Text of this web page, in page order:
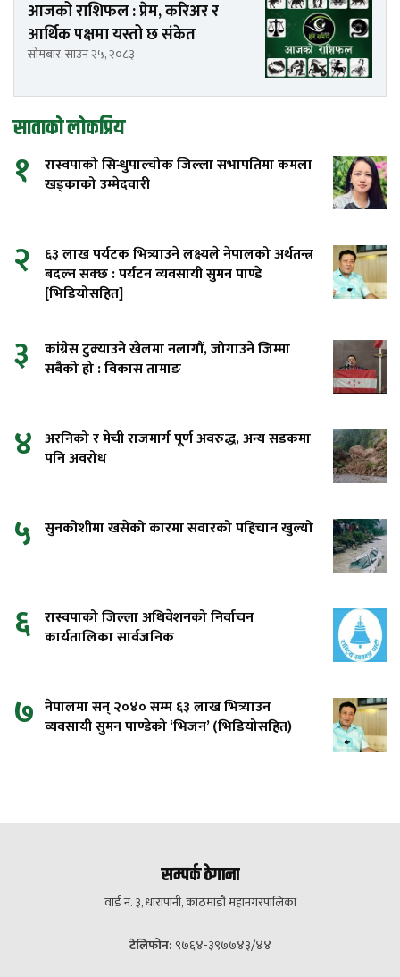
आजको राशिफल : प्रेम, करिअर र
आर्थिक पक्षमा यस्तो छ संकेत
सोमबार, साउन २५, २०८३
साताको लोकप्रिय
१
रास्वपाको सिन्धुपाल्चोक जिल्ला सभापतिमा कमला
खड्काको उम्मेदवारी
२
६३ लाख पर्यटक भित्र्याउने लक्ष्यले नेपालको अर्थतन्त्र
बदल्न सक्छ : पर्यटन व्यवसायी सुमन पाण्डे
[भिडियोसहित]
३
कांग्रेस टुक्र्याउने खेलमा नलागौं, जोगाउने जिम्मा
सबैको हो : विकास तामाङ
४ अरनिको र मेची राजमार्ग पूर्ण अवरुद्ध, अन्य सडकमा
पनि अवरोध
५ सुनकोशीमा खसेको कारमा सवारको पहिचान खुल्यो
६ रास्वपाको जिल्ला अधिवेशनको निर्वाचन
कार्यतालिका सार्वजनिक
७ नेपालमा सन् २०४० सम्म ६३ लाख भित्र्याउन
व्यवसायी सुमन पाण्डेको ‘भिजन’ (भिडियोसहित)
सम्पर्क ठेगाना
वार्ड नं. ३, धारापानी, काठमाडौं महानगरपालिका
टेलिफोन: ९७६४-३९७७४३/४४